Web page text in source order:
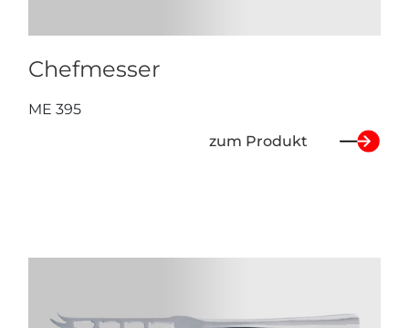
Chefmesser
ME 395
zum Produkt